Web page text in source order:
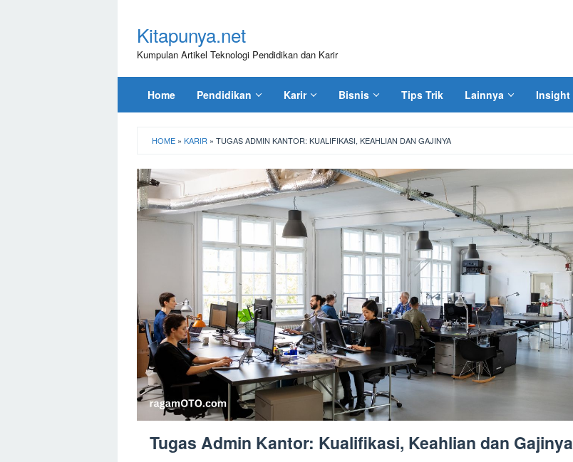
kontenKitapunya.net
Kumpulan Artikel Teknologi Pendidikan dan Karir
Home Pendidikan Karir Bisnis Tips Trik Lainnya Insight
HOME » KARIR » TUGAS ADMIN KANTOR: KUALIFIKASI, KEAHLIAN DAN GAJINYA
Tugas Admin Kantor: Kualifikasi, Keahlian dan Gajinya